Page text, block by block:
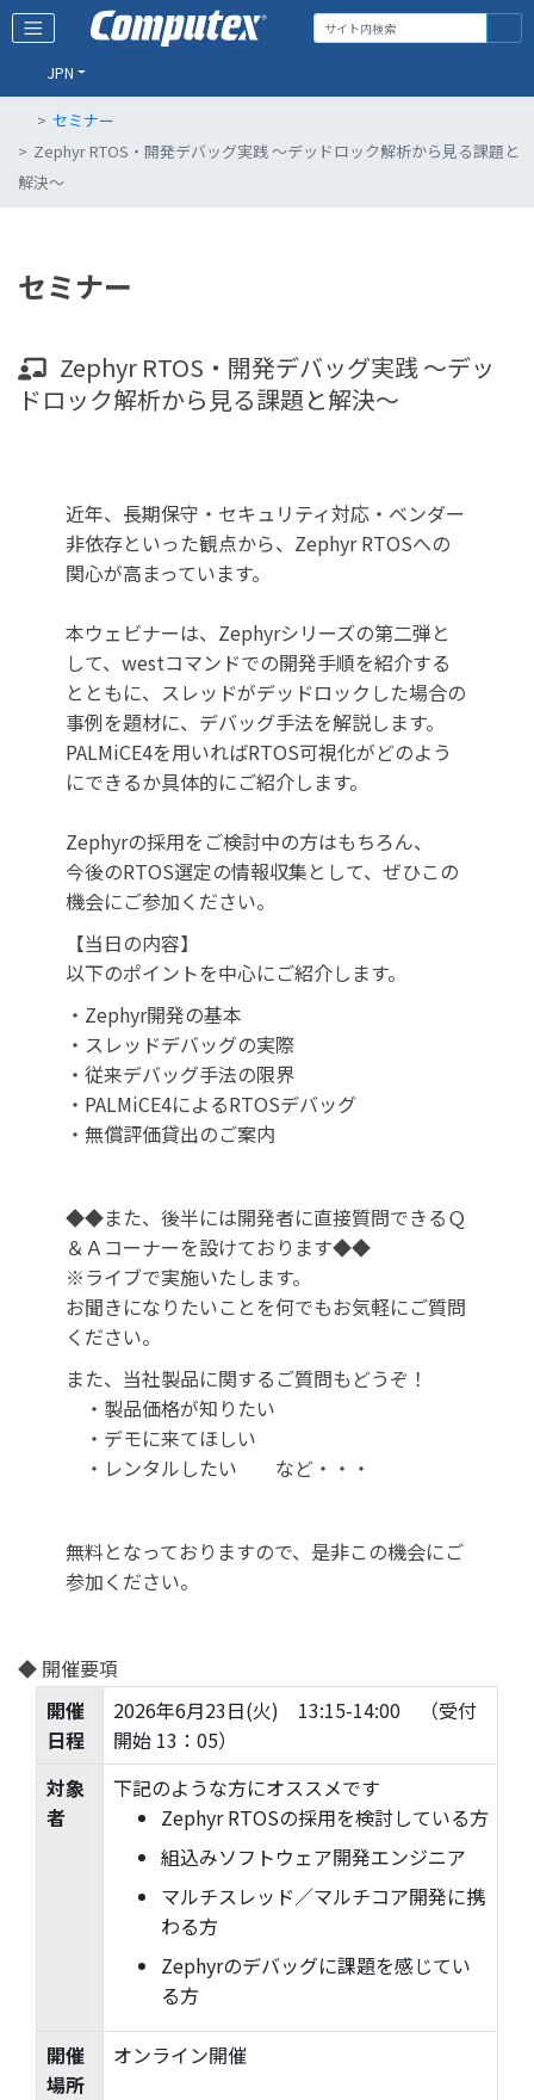
JPN
セミナー
Zephyr RTOS・開発デバッグ実践 ～デッドロック解析から見る課題と
解決～
セミナー
Zephyr RTOS・開発デバッグ実践 ～デッ
ドロック解析から見る課題と解決～
近年、長期保守・セキュリティ対応・ベンダー
非依存といった観点から、Zephyr RTOSへの
関心が高まっています。
本ウェビナーは、Zephyrシリーズの第二弾と
して、westコマンドでの開発手順を紹介する
とともに、スレッドがデッドロックした場合の
事例を題材に、デバッグ手法を解説します。
PALMiCE4を用いればRTOS可視化がどのよう
にできるか具体的にご紹介します。
Zephyrの採用をご検討中の方はもちろん、
今後のRTOS選定の情報収集として、ぜひこの
機会にご参加ください。
【当日の内容】
以下のポイントを中心にご紹介します。
・Zephyr開発の基本
・スレッドデバッグの実際
・従来デバッグ手法の限界
・PALMiCE4によるRTOSデバッグ
・無償評価貸出のご案内
◆◆また、後半には開発者に直接質問できるＱ
＆Ａコーナーを設けております◆◆
※ライブで実施いたします。
お聞きになりたいことを何でもお気軽にご質問
ください。
また、当社製品に関するご質問もどうぞ！
・製品価格が知りたい
・デモに来てほしい
・レンタルしたい など・・・
無料となっておりますので、是非この機会にご
参加ください。
◆ 開催要項
開催
日程
2026年6月23日(火) 13:15-14:00 （受付
開始 13：05）
対象
者
下記のような方にオススメです
Zephyr RTOSの採用を検討している方
組込みソフトウェア開発エンジニア
マルチスレッド／マルチコア開発に携
わる方
Zephyrのデバッグに課題を感じてい
る方
開催
場所
オンライン開催